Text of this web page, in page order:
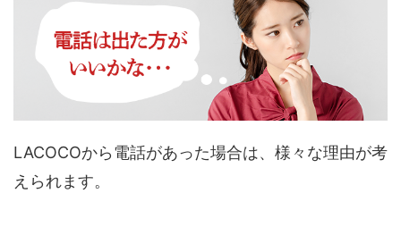
LACOCOから電話があった場合は、様々な理由が考
えられます。